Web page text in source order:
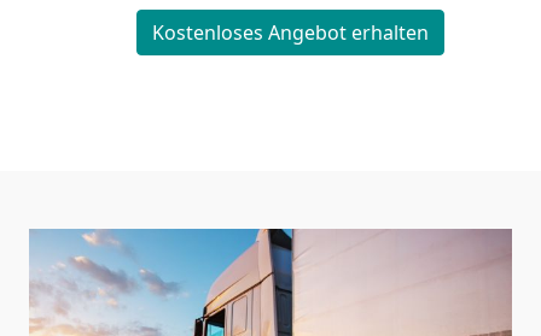
Kostenloses Angebot erhalten